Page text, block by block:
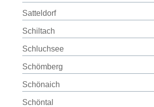
Satteldorf
Schiltach
Schluchsee
Schömberg
Schönaich
Schöntal